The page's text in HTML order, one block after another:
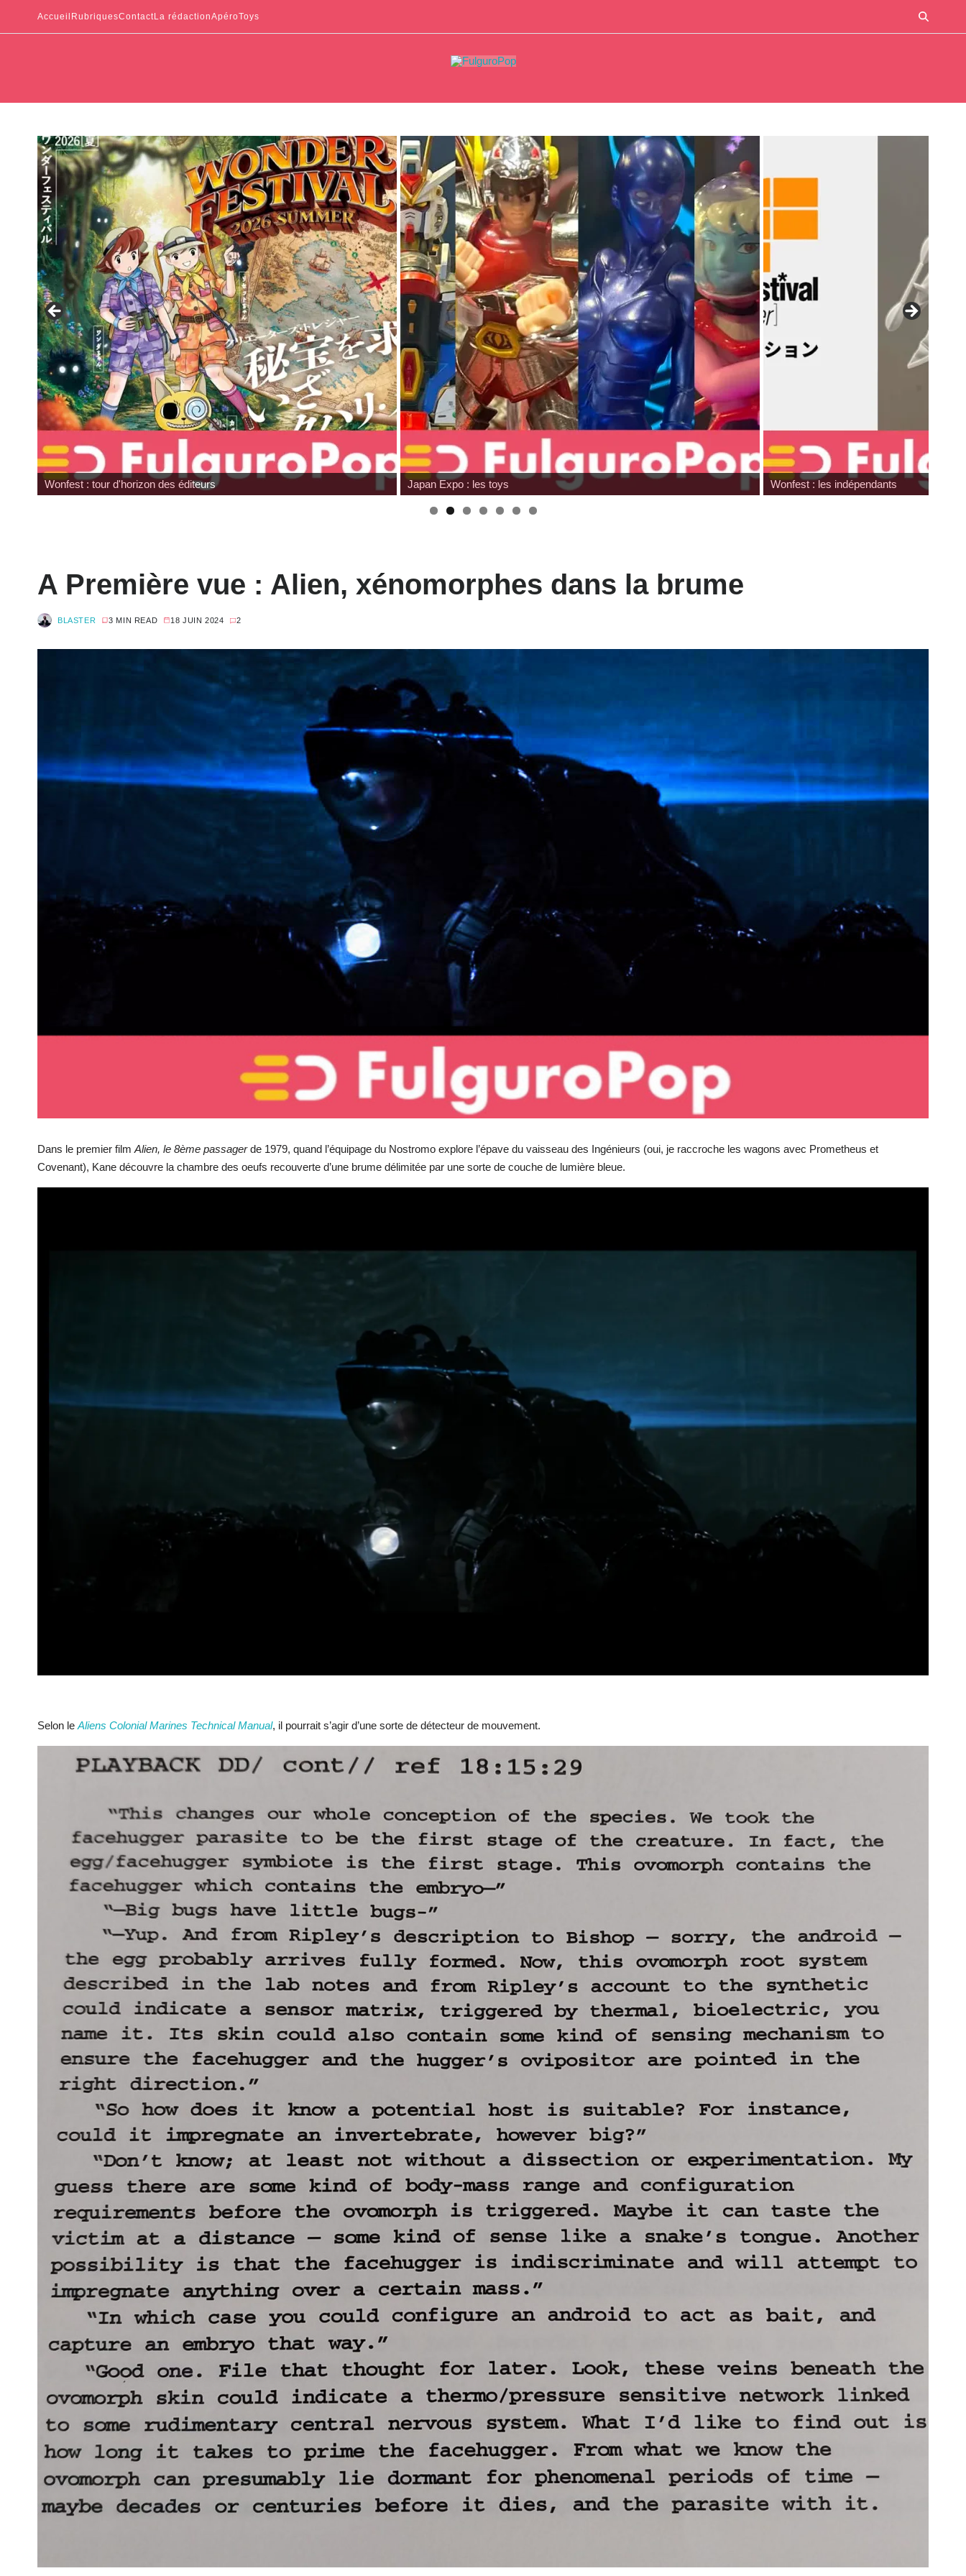
Accueil RubriquesContactLa rédactionApéroToys
Japan Expo : les toys Wonfest : les indépendants Review Mafex Terminator 2 : T-800 &
A Première vue : Alien, xénomorphes dans la brume
BLASTER 3 MIN READ 18 JUIN 2024 2
Dans le premier film Alien, le 8ème passagerde 1979, quand l’équipage du Nostromo explore l’épave du vaisseau des Ingénieurs (oui, je raccroche les wagons avec Prometheus et
Covenant), Kane découvre la chambre des oeufs recouverte d’une brume délimitée par une sorte de couche de lumière bleue.
Selon le Aliens Colonial Marines Technical Manual, il pourrait s’agir d’une sorte de détecteur de mouvement.